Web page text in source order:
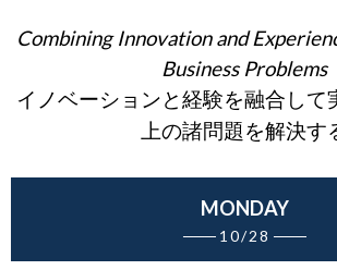
Combining Innovation and
Business Problems
イノベーションと経験を融合して
上の諸問題を解決す
MONDAY
─── 10/28 ───